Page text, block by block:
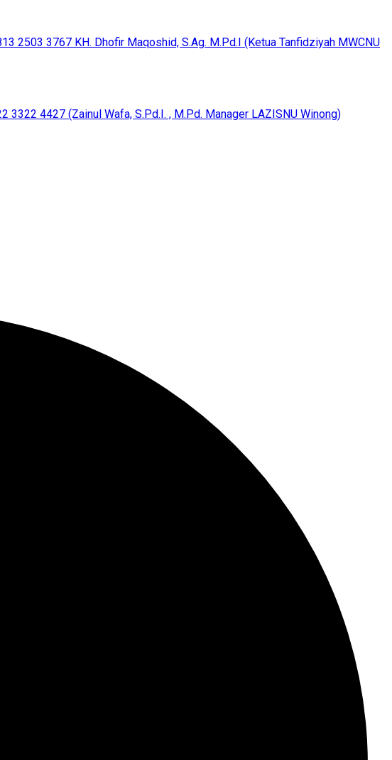
2503 3767 KH. Dhofir Maqoshid, S.Ag. M.Pd.I (Ketua Tanfidziyah MWCNU
3322 4427 (Zainul Wafa, S.Pd.I. , M.Pd. Manager LAZISNU Winong)